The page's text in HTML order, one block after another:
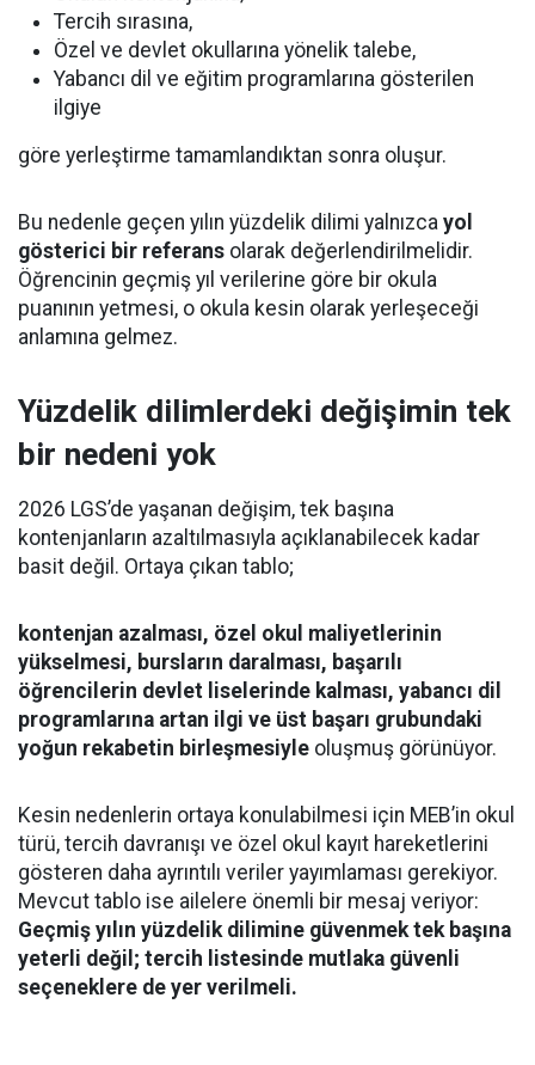
Tercih sırasına,
Özel ve devlet okullarına yönelik talebe,
Yabancı dil ve eğitim programlarına gösterilen
ilgiye
göre yerleştirme tamamlandıktan sonra oluşur.
Bu nedenle geçen yılın yüzdelik dilimi yalnızca yol
gösterici bir referans olarak değerlendirilmelidir.
Öğrencinin geçmiş yıl verilerine göre bir okula
puanının yetmesi, o okula kesin olarak yerleşeceği
anlamına gelmez.
Yüzdelik dilimlerdeki değişimin tek
bir nedeni yok
2026 LGS’de yaşanan değişim, tek başına
kontenjanların azaltılmasıyla açıklanabilecek kadar
basit değil. Ortaya çıkan tablo;
kontenjan azalması, özel okul maliyetlerinin
yükselmesi, bursların daralması, başarılı
öğrencilerin devlet liselerinde kalması, yabancı dil
programlarına artan ilgi ve üst başarı grubundaki
yoğun rekabetin birleşmesiyle oluşmuş görünüyor.
Kesin nedenlerin ortaya konulabilmesi için MEB’in okul
türü, tercih davranışı ve özel okul kayıt hareketlerini
gösteren daha ayrıntılı veriler yayımlaması gerekiyor.
Mevcut tablo ise ailelere önemli bir mesaj veriyor:
Geçmiş yılın yüzdelik dilimine güvenmek tek başına
yeterli değil; tercih listesinde mutlaka güvenli
seçeneklere de yer verilmeli.